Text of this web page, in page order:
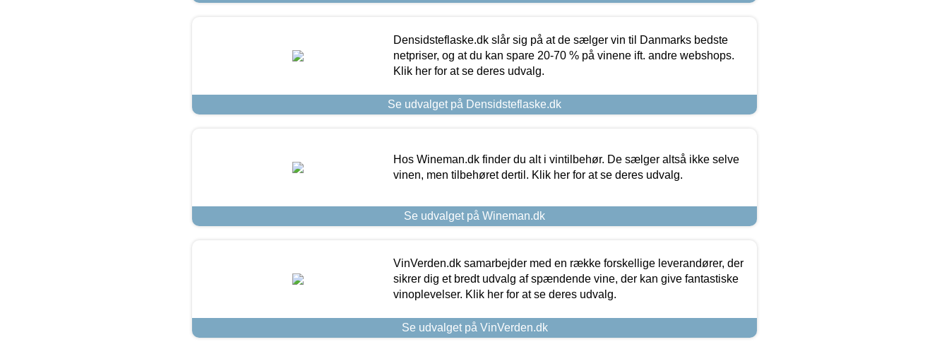
Densidsteflaske.dk slår sig på at de sælger vin til Danmarks bedste
netpriser, og at du kan spare 20-70 % på vinene ift. andre webshops.
Klik her for at se deres udvalg.
Se udvalget på Densidsteflaske.dk
Hos Wineman.dk finder du alt i vintilbehør. De sælger altså ikke selve
vinen, men tilbehøret dertil. Klik her for at se deres udvalg.
Se udvalget på Wineman.dk
VinVerden.dk samarbejder med en række forskellige leverandører, der
sikrer dig et bredt udvalg af spændende vine, der kan give fantastiske
vinoplevelser. Klik her for at se deres udvalg.
Se udvalget på VinVerden.dk